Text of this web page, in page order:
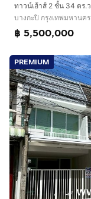
บางกะปิ กรุงเทพมหานคร
฿ 5,500,000
PREMIUM